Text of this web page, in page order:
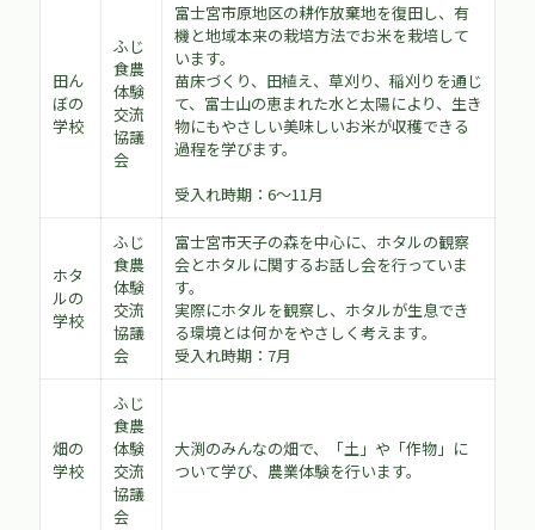
田ん
ぼの
学校
ふじ
食農
体験
交流
協議
会
富士宮市原地区の耕作放棄地を復田し、有
機と地域本来の栽培方法でお米を栽培して
います。
苗床づくり、田植え、草刈り、稲刈りを通じ
て、富士山の恵まれた水と太陽により、生き
物にもやさしい美味しいお米が収穫できる
過程を学びます。
受入れ時期：6～11月
ホタ
ルの
学校
ふじ
食農
体験
交流
協議
会
富士宮市天子の森を中心に、ホタルの観察
会とホタルに関するお話し会を行っていま
す。
実際にホタルを観察し、ホタルが生息でき
る環境とは何かをやさしく考えます。
受入れ時期：7月
畑の
学校
ふじ
食農
体験
交流
協議
会
大渕のみんなの畑で、「土」や「作物」に
ついて学び、農業体験を行います。